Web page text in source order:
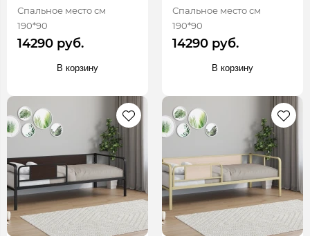
Спальное место см
190*90
14290 руб.
В корзину
Спальное место см
190*90
14290 руб.
В корзину